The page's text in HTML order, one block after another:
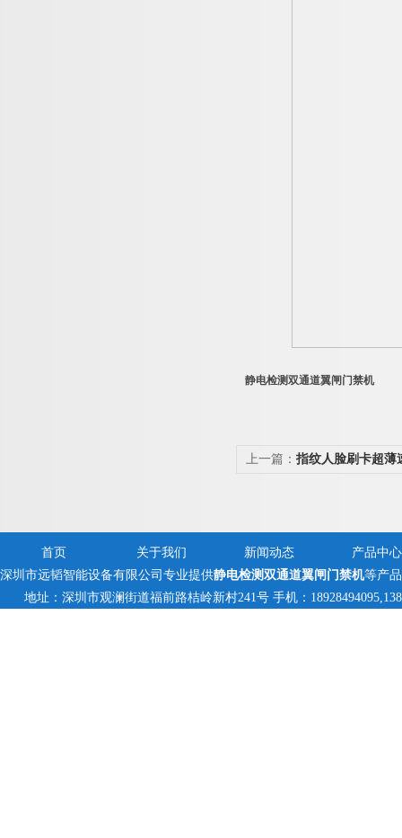
静电检测双通道翼闸门禁机
上一篇： 指纹人脸刷卡超薄
首页 关于我们 新闻动态
产品中心
深圳市远韬智能设备有限公司专业提供静电检测双通道翼闸门禁机等产
地址：深圳市观澜街道福前路桔岭新村241号 手机：